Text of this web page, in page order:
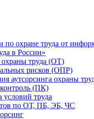
по охране труда от
в России»
труда (ОТ)
рисков (ОПР)
аутсорсинга охраны
(ПК)
условий труда
по ОТ, ПБ, ЭБ, ЧС